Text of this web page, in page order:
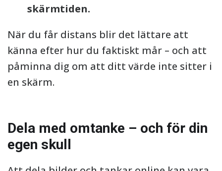
skärmtiden.
När du får distans blir det lättare att
känna efter hur du faktiskt mår – och att
påminna dig om att ditt värde inte sitter i
en skärm.
Dela med omtanke – och för din
egen skull